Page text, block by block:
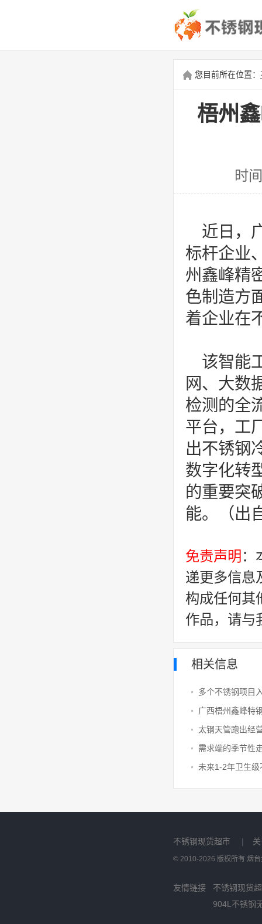
您目前所在位置：
梧州
时
近日，
标杆企业
州鑫峰精
色制造方
着企业在
该智能
网、大数
检测的全
平台，工
出不锈钢
数字化转
的重要突
能。（出
免责声明 ：
递更多信息
构成任何其
作品，请与
相关信息
多个不锈钢项目
太钢天管跑出经
不锈钢现货超市 |
© 2010-2026 版权所有 烟
友情链接
不锈钢现货
904L不锈钢